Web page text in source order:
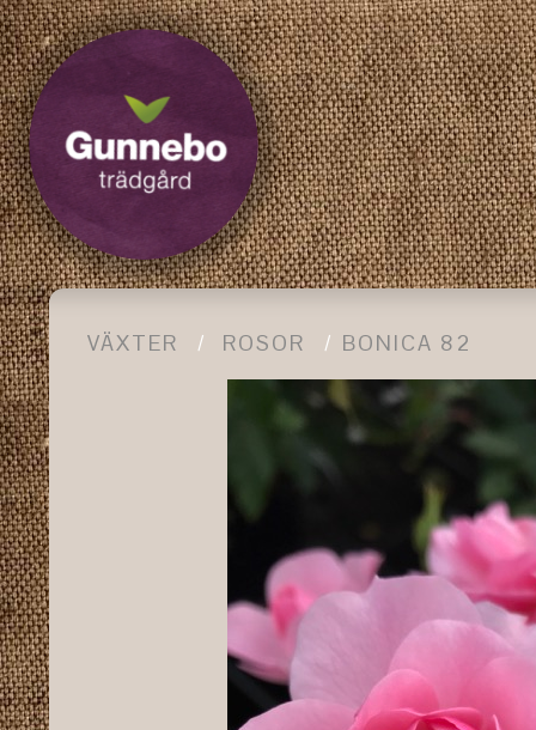
VÄXTER ROSOR BONICA 82